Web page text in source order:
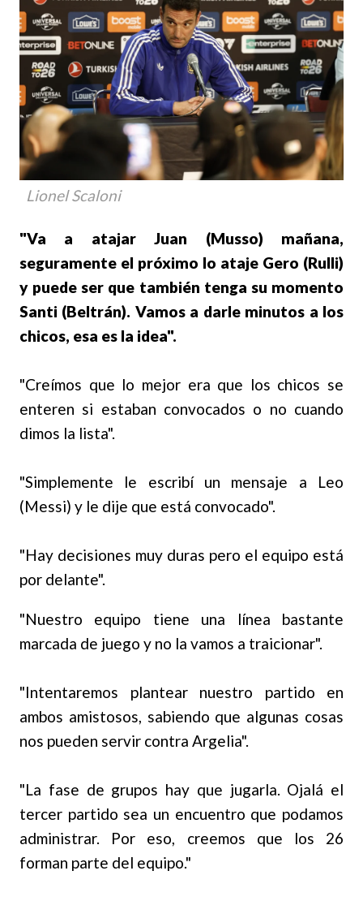
Lionel Scaloni
"Va a atajar Juan (Musso) mañana,
seguramente el próximo lo ataje Gero (Rulli)
y puede ser que también tenga su momento
Santi (Beltrán). Vamos a darle minutos a los
chicos, esa es la idea".
"Creímos que lo mejor era que los chicos se
enteren si estaban convocados o no cuando
dimos la lista".
"Simplemente le escribí un mensaje a Leo
(Messi) y le dije que está convocado".
"Hay decisiones muy duras pero el equipo está
por delante".
"Nuestro equipo tiene una línea bastante
marcada de juego y no la vamos a traicionar".
"Intentaremos plantear nuestro partido en
ambos amistosos, sabiendo que algunas cosas
nos pueden servir contra Argelia".
"La fase de grupos hay que jugarla. Ojalá el
tercer partido sea un encuentro que podamos
administrar. Por eso, creemos que los 26
forman parte del equipo."